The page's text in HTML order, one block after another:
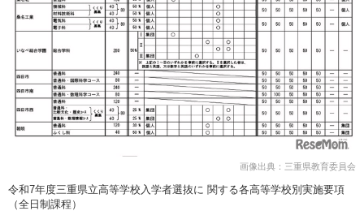
画像出典：三重県教育委員会
令和7年度三重県立高等学校入学者選抜に 関する各高等学校別実施要項
（全日制課程）